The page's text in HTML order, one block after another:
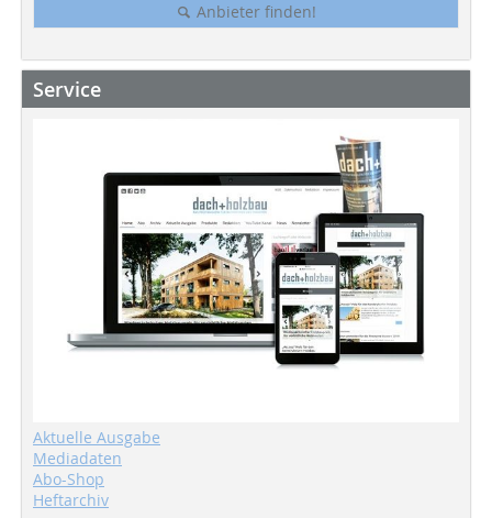
Anbieter finden!
Service
Aktuelle Ausgabe
Mediadaten
Abo-Shop
Heftarchiv